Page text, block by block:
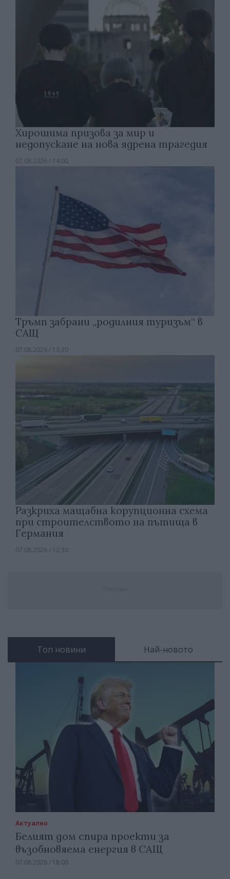
Хирошима призова за мир и
недопускане на нова ядрена трагедия
07.08.2026 / 14:00
Тръмп забрани „родилния туризъм“ в
САЩ
07.08.2026 / 13:30
Разкриха мащабна корупционна схема
при строителството на пътища в
Германия
07.08.2026 / 12:30
Топ новини Най-новото
Актуално
Белият дом спира проекти за
възобновяема енергия в САЩ
07.08.2026 / 18:00